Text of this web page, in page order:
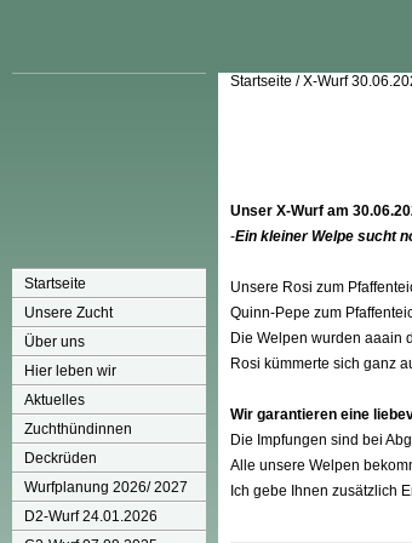
Startseite
Unsere Zucht
Über uns
Hier leben wir
Aktuelles
Zuchthündinnen
Deckrüden
Wurfplanung 2026/ 2027
D2-Wurf 24.01.2026
Startseite /X-Wurf
Unser X-Wurf am
-Ein kleiner Welpe sucht
Unsere Rosi zum
Quinn-Pepe zum
Die Welpen wurden aaain
Rosi kümmerte sich ganz
Wir garantieren eine
Die Impfungen sind bei
Alle unsere Welpen
Ich gebe Ihnen zusätzlich